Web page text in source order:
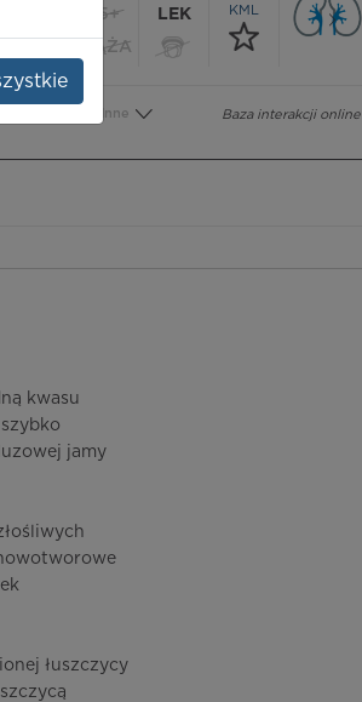
65+
CIĄŻA
LEK
KML
Baza interakcji online
Inne
kwasu
jamy
łuszczycy